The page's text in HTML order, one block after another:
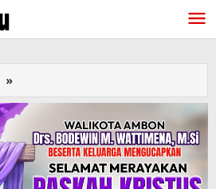
»
Risman
Solissa
yang
Terjerat
Kasus
UU